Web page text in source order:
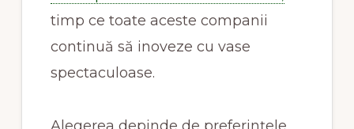
timp ce toate aceste companii
continuă să inoveze cu vase
spectaculoase.